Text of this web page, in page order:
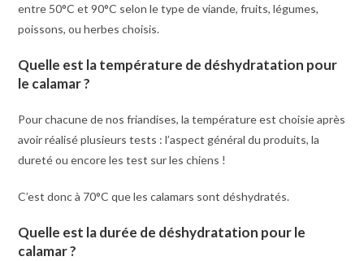
entre 50°C et 90°C selon le type de viande, fruits, légumes,
poissons, ou herbes choisis.
Quelle est la température de déshydratation pour
le calamar ?
Pour chacune de nos friandises, la température est choisie après
avoir réalisé plusieurs tests : l’aspect général du produits, la
dureté ou encore les test sur les chiens !
C’est donc à 70°C que les calamars sont déshydratés.
Quelle est la durée de déshydratation pour le
calamar ?